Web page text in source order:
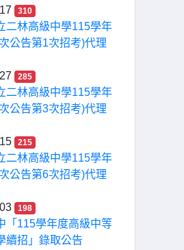
310
二林高級中學115學年
公告第1次招考)代理
285
二林高級中學115學年
公告第3次招考)代理
215
二林高級中學115學年
公告第6次招考)代理
198
「115學年度高級中等
續招」錄取公告